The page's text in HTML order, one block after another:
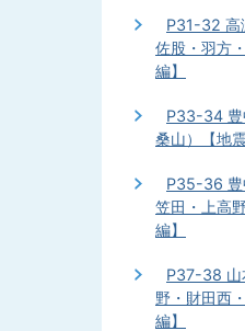
P31-32 高
佐股・羽方
編】
P33-34 豊
桑山）【地震
P35-36 豊
笠田・上高
編】
P37-38 山
野・財田西
編】